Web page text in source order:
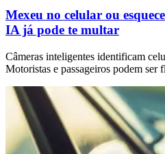
Mexeu no celular ou
IA já pode te multar
Câmeras inteligentes identificam
Motoristas e passageiros podem ser